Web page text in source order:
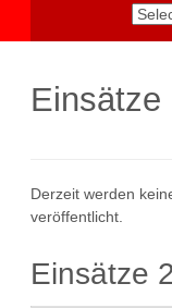
Einsätze
Derzeit werden
veröffentlicht.
Einsätze